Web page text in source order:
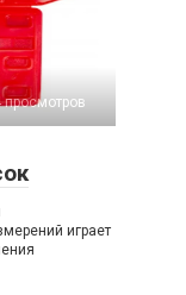
играет